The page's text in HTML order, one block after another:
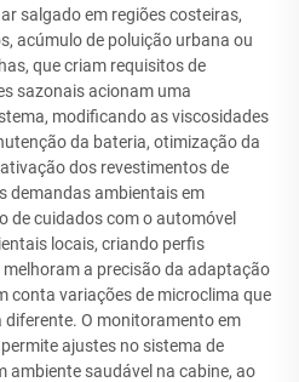
salgado em regiões costeiras,
acúmulo de poluição urbana ou
que criam requisitos de
sazonais acionam uma
modificando as viscosidades
da bateria, otimização da
dos revestimentos de
demandas ambientais em
de cuidados com o automóvel
locais, criando perfis
a precisão da adaptação
conta variações de microclima que
O monitoramento em
ajustes no sistema de
saudável na cabine, ao